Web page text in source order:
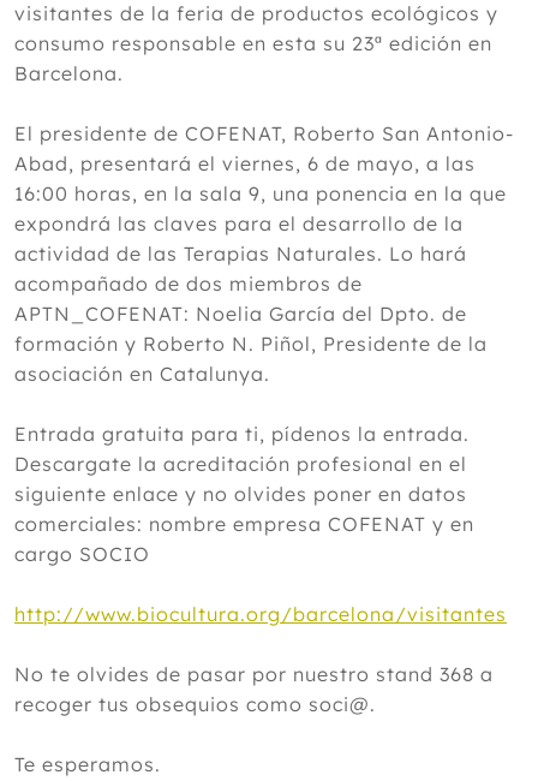
visitantes de la feria de productos ecológicos y
consumo responsable en esta su 23ª edición en
Barcelona.
El presidente de COFENAT, Roberto San Antonio-
Abad, presentará el viernes, 6 de mayo, a las
16:00 horas, en la sala 9, una ponencia en la que
expondrá las claves para el desarrollo de la
actividad de las Terapias Naturales. Lo hará
acompañado de dos miembros de
APTN_COFENAT: Noelia García del Dpto. de
formación y Roberto N. Piñol, Presidente de la
asociación en Catalunya.
Entrada gratuita para ti, pídenos la entrada.
Descargate la acreditación profesional en el
siguiente enlace y no olvides poner en datos
comerciales: nombre empresa COFENAT y en
cargo SOCIO
http://www.biocultura.org/barcelona/visitantes
No te olvides de pasar por nuestro stand 368 a
recoger tus obsequios como soci@.
Te esperamos.